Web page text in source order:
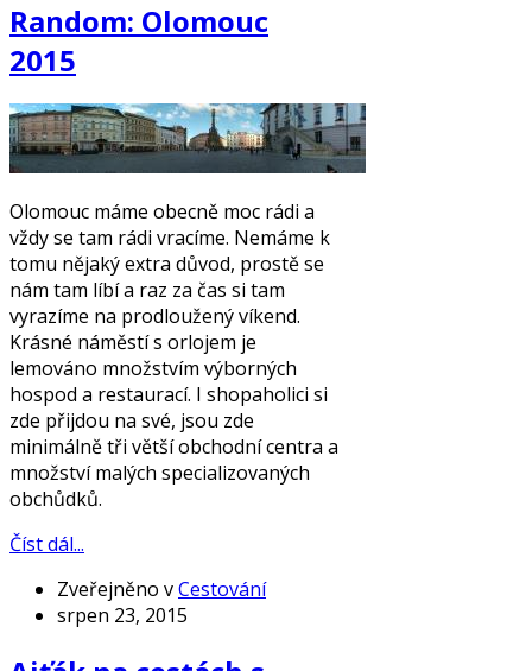
Random: Olomouc
2015
Olomouc máme obecně moc rádi a
vždy se tam rádi vracíme. Nemáme k
tomu nějaký extra důvod, prostě se
nám tam líbí a raz za čas si tam
vyrazíme na prodloužený víkend.
Krásné náměstí s orlojem je
lemováno množstvím výborných
hospod a restaurací. I shopaholici si
zde přijdou na své, jsou zde
minimálně tři větší obchodní centra a
množství malých specializovaných
obchůdků.
Číst dál...
Zveřejněno vCestování
srpen 23, 2015